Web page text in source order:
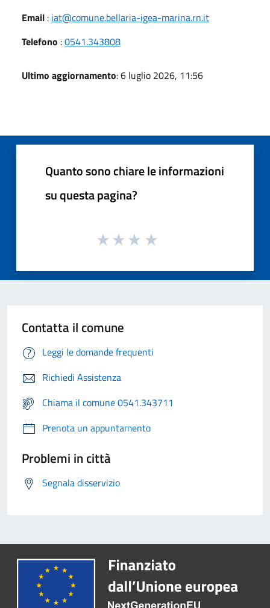
Email : iat@comune.bellaria-igea-marina.rn.it
Telefono :0541.343808
Ultimo aggiornamento: 6 luglio 2026, 11:56
Quanto sono chiare le informazioni
su questa pagina?
Contatta il comune
Leggi le domande frequenti
Richiedi Assistenza
Chiama il comune 0541.343711
Prenota un appuntamento
Problemi in città
Segnala disservizio